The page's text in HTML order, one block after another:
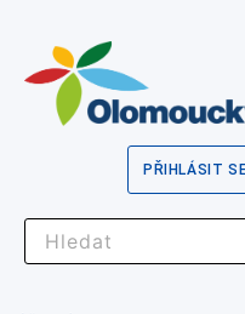
PŘIHLÁSIT